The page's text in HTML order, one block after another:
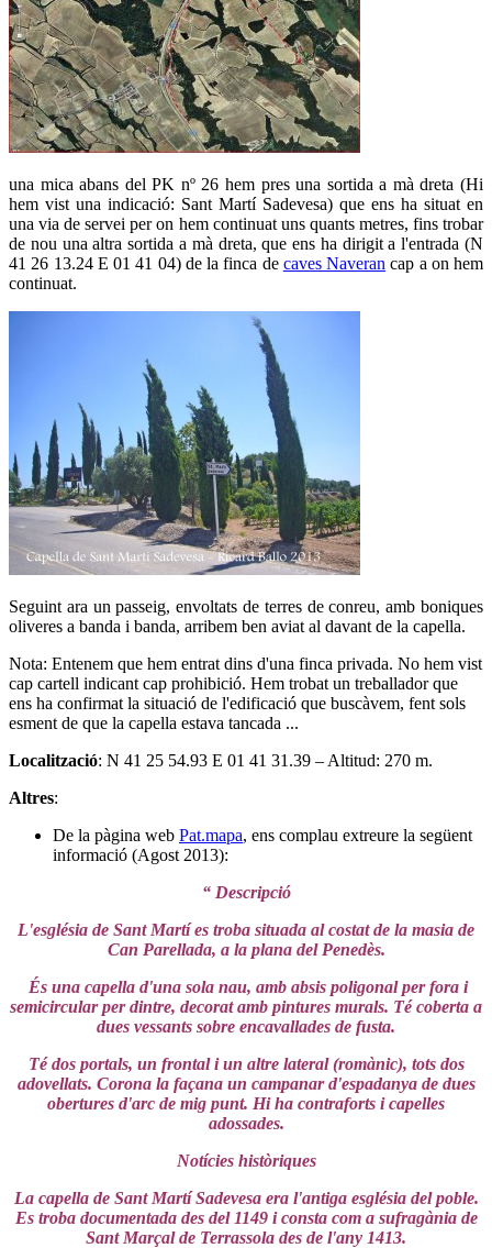
una mica abans del PK nº 26 hem pres una sortida a mà dreta (Hi
hem vist una indicació: Sant Martí Sadevesa) que ens ha situat en
una via de servei per on hem continuat uns quants metres, fins trobar
de nou una altra sortida a mà dreta, que ens ha dirigit a l'entrada (N
41 26 13.24 E 01 41 04) de la finca de caves Naveran cap a on hem
continuat.
Seguint ara un passeig, envoltats de terres de conreu, amb boniques
oliveres a banda i banda, arribem ben aviat al davant de la capella.
Nota: Entenem que hem entrat dins d'una finca privada. No hem vist
cap cartell indicant cap prohibició. Hem trobat un treballador que
ens ha confirmat la situació de l'edificació que buscàvem, fent sols
esment de que la capella estava tancada ...
Localització: N 41 25 54.93 E 01 41 31.39 – Altitud: 270 m.
Altres:
De la pàgina web Pat.mapa, ens complau extreure la següent
informació (Agost 2013):
“ Descripció
L'església de Sant Martí es troba situada al costat de la masia de
Can Parellada, a la plana del Penedès.
És una capella d'una sola nau, amb absis poligonal per fora i
semicircular per dintre, decorat amb pintures murals. Té coberta a
dues vessants sobre encavallades de fusta.
Té dos portals, un frontal i un altre lateral (romànic), tots dos
adovellats. Corona la façana un campanar d'espadanya de dues
obertures d'arc de mig punt. Hi ha contraforts i capelles
adossades.
Notícies històriques
La capella de Sant Martí Sadevesa era l'antiga església del poble.
Es troba documentada des del 1149 i consta com a sufragània de
Sant Marçal de Terrassola des de l'any 1413.